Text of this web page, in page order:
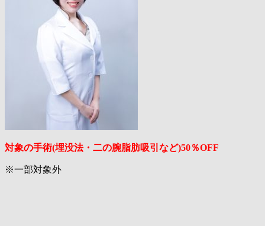
対象の手術(埋没法・二の腕脂肪吸引など)50％OFF
※一部対象外